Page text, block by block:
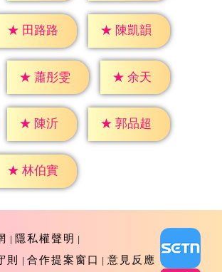
★ 田路路 ★ 陳凱韻
★ 蕭彤雯 ★ 余天
★ 陳沂 ★ 郭品超
★ 林伯實
隱私權聲明
則
合作提案窗口 意見反應